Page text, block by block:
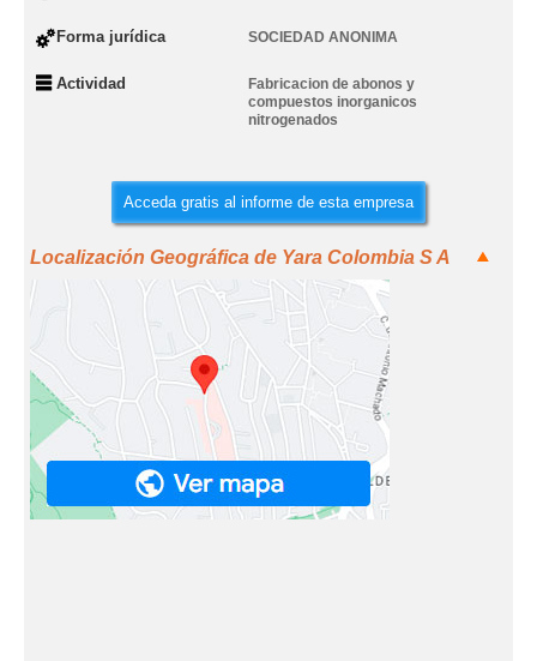
Forma jurídica SOCIEDAD ANONIMA
Actividad
Fabricacion de abonos y
compuestos inorganicos
nitrogenados
Acceda gratis al informe de esta empresa
Localización Geográfica de Yara Colombia S A